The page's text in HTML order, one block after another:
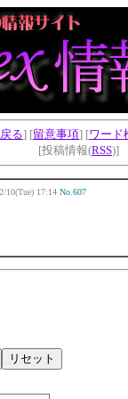
る] [留意事項] [ワード
[投稿情報(RSS)]
10(Tue) 17:14 No.607